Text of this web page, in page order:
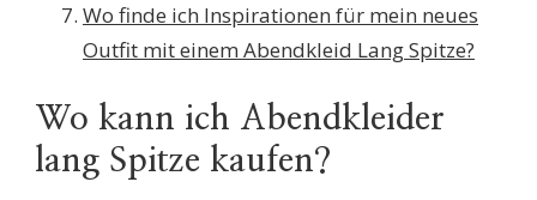
Wo finde ich Inspirationen für mein neues
Outfit mit einem Abendkleid Lang Spitze?
Wo kann ich Abendkleider
lang Spitze kaufen?